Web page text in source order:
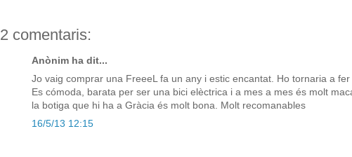
2 comentaris:
Anònim ha dit...
Jo vaig comprar una FreeeL fa un any i estic encantat. Ho tornaria a fer
Es cómoda, barata per ser una bici elèctrica i a mes a mes és molt
la botiga que hi ha a Gràcia és molt bona. Molt recomanables
16/5/13 12:15